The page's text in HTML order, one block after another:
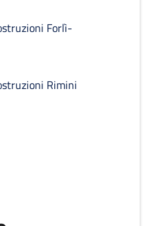
Forlì-
Rimini